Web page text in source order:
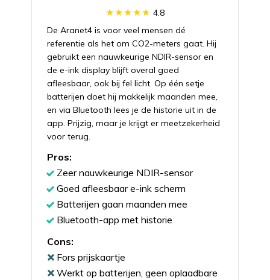
4.8
De Aranet4 is voor veel mensen dé
referentie als het om CO2-meters gaat. Hij
gebruikt een nauwkeurige NDIR-sensor en
de e-ink display blijft overal goed
afleesbaar, ook bij fel licht. Op één setje
batterijen doet hij makkelijk maanden mee,
en via Bluetooth lees je de historie uit in de
app. Prijzig, maar je krijgt er meetzekerheid
voor terug.
Pros:
Zeer nauwkeurige NDIR-sensor
Goed afleesbaar e-ink scherm
Batterijen gaan maanden mee
Bluetooth-app met historie
Cons:
Fors prijskaartje
Werkt op batterijen, geen oplaadbare